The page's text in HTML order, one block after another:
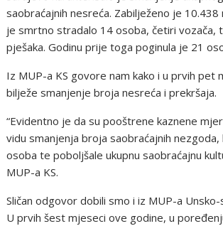
saobraćajnih nesreća. Zabilježeno je 10.438
je smrtno stradalo 14 osoba, četiri vozača,
pješaka. Godinu prije toga poginula je 21
Iz MUP-a KS govore nam kako i u prvih pet
bilježe smanjenje broja nesreća i prekršaja.
“Evidentno je da su pooštrene kaznene
vidu smanjenja broja saobraćajnih nezgoda,
osoba te poboljšale ukupnu saobraćajnu
MUP-a KS.
Sličan odgovor dobili smo i iz MUP-a
U prvih šest mjeseci ove godine, u